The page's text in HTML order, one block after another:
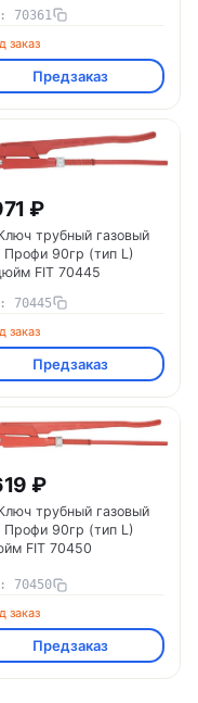
70361
заказ
Предзаказ
₽
трубный газовый
Профи 90гр (тип L)
FIT 70445
70445
заказ
Предзаказ
₽
трубный газовый
Профи 90гр (тип L)
FIT 70450
70450
заказ
Предзаказ